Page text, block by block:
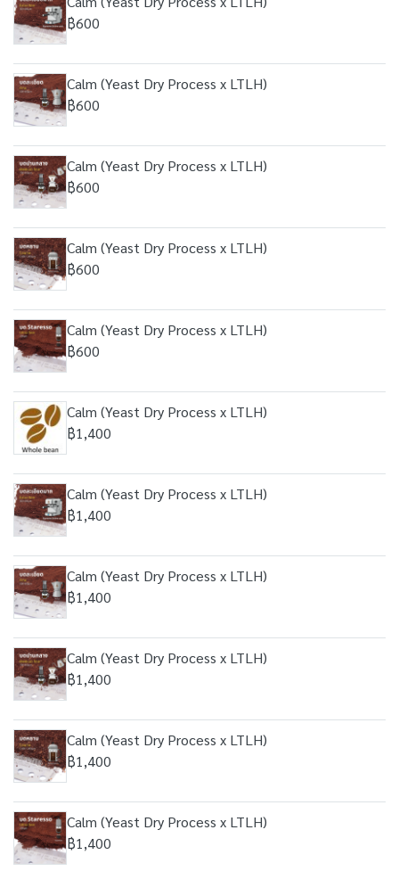
฿600
Calm (Yeast Dry Process x LTLH)
฿600
Calm (Yeast Dry Process x LTLH)
฿600
Calm (Yeast Dry Process x LTLH)
฿600
Calm (Yeast Dry Process x LTLH)
฿600
Calm (Yeast Dry Process x LTLH)
฿1,400
Calm (Yeast Dry Process x LTLH)
฿1,400
Calm (Yeast Dry Process x LTLH)
฿1,400
Calm (Yeast Dry Process x LTLH)
฿1,400
Calm (Yeast Dry Process x LTLH)
฿1,400
Calm (Yeast Dry Process x LTLH)
฿1,400